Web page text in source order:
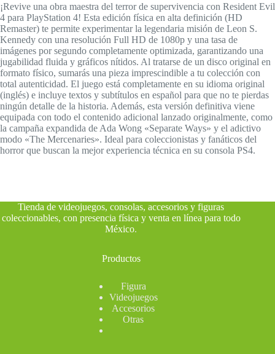
¡Revive una obra maestra del terror de supervivencia con Resident Evil
4 para PlayStation 4! Esta edición física en alta definición (HD
Remaster) te permite experimentar la legendaria misión de Leon S.
Kennedy con una resolución Full HD de 1080p y una tasa de
imágenes por segundo completamente optimizada, garantizando una
jugabilidad fluida y gráficos nítidos. Al tratarse de un disco original en
formato físico, sumarás una pieza imprescindible a tu colección con
total autenticidad. El juego está completamente en su idioma original
(inglés) e incluye textos y subtítulos en español para que no te pierdas
ningún detalle de la historia. Además, esta versión definitiva viene
equipada con todo el contenido adicional lanzado originalmente, como
la campaña expandida de Ada Wong «Separate Ways» y el adictivo
modo «The Mercenaries». Ideal para coleccionistas y fanáticos del
horror que buscan la mejor experiencia técnica en su consola PS4.
Tienda de videojuegos, consolas, accesorios y figuras
coleccionables, con presencia física y venta en línea para todo
México.
Productos
Figura
Videojuegos
Accesorios
Otras